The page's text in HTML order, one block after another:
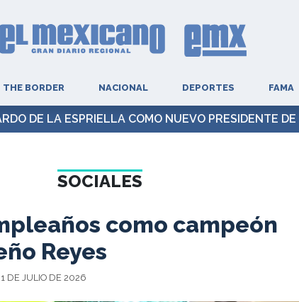
THE BORDER NACIONAL DEPORTES FAMA
DE LA ESPRIELLA COMO NUEVO PRESIDENTE
SOCIALES
como campeón
Reyes
DE JULIO DE 2026